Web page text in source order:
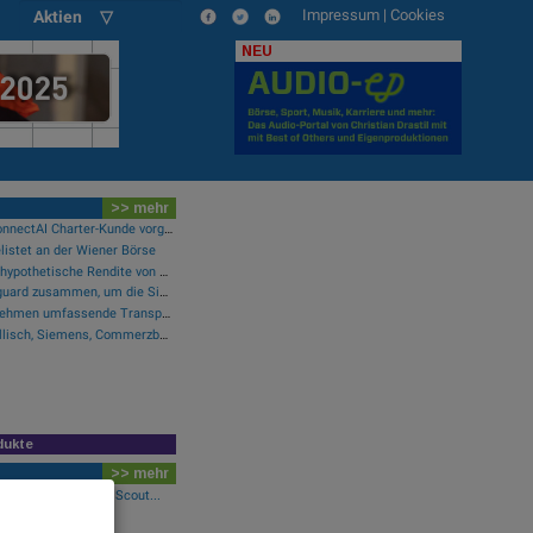
Aktien ▽ Impressum | Cookies
NEU
>> mehr
Purina als erster NIQ ConnectAI Charter-Kunde vorgestellt
an der Wiener Börse
Perpetuals meldet eine hypothetische Rendite von 380 % im Backtest der KI-Engine, die die risikofreie Handelsplattform „UpsideOnly“ antreibt
LTM arbeitet mit Chainguard zusammen, um die Sicherheit der Software-Lieferkette durch BlueVerse™ RightLogic zu stärken
Cloudflare bietet Unternehmen umfassende Transparenz zur Überprüfung und Analyse des KI-Einsatzes
Wie Manz, Wirecard, Drillisch, Siemens, Commerzbank und FACC für Gesprächsstoff sorgten
>> mehr
Co.Ltd, Nintendo, Scout...